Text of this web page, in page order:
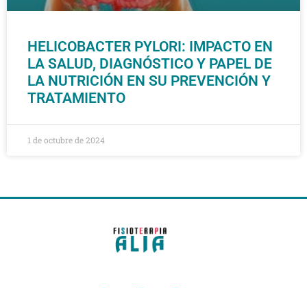
HELICOBACTER PYLORI: IMPACTO EN
LA SALUD, DIAGNÓSTICO Y PAPEL DE
LA NUTRICIÓN EN SU PREVENCIÓN Y
TRATAMIENTO
1 de octubre de 2024